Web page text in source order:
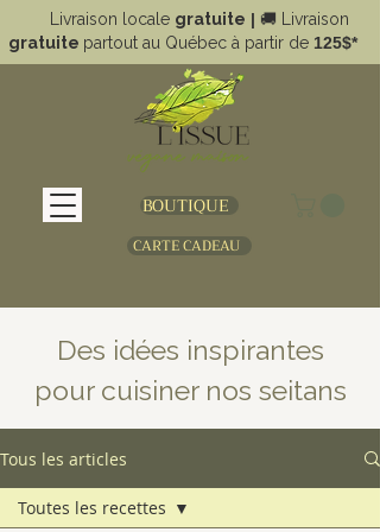
BOUTIQUE
Livraison locale gratuite | 🚚
Livraison
gratuite partout au Québec à partir de 125$*
CARTE CADEAU
Des idées inspirantes
pour cuisiner nos seitans
Tous les articles
Toutes les recettes